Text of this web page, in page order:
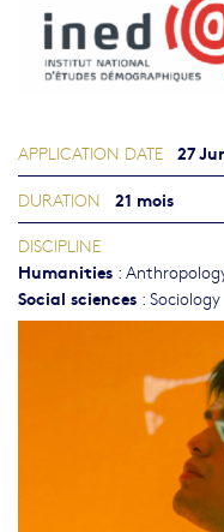
APPLICATION DATE 27
DURATION 21 mois
DISCIPLINE
Humanities :
Social sciences : Sociology